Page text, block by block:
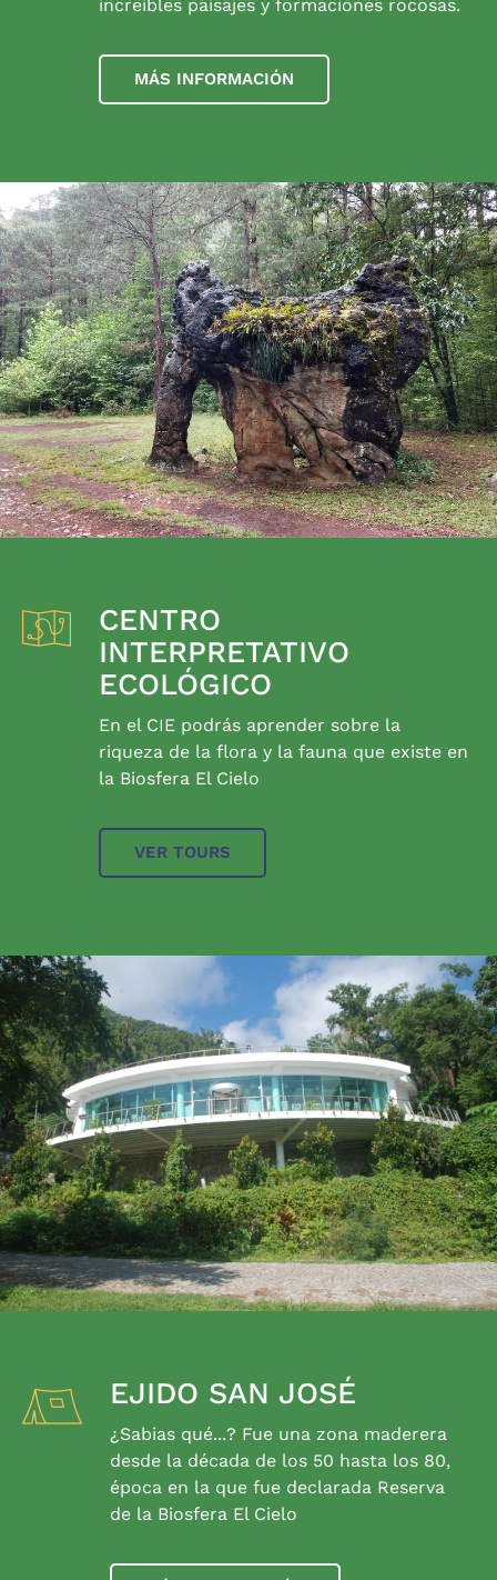
increíbles paisajes y formaciones rocosas.
MÁS INFORMACIÓN
CENTRO
INTERPRETATIVO
ECOLÓGICO
En el CIE podrás aprender sobre la
riqueza de la flora y la fauna que existe en
la Biosfera El Cielo
VER TOURS
EJIDO SAN JOSÉ
¿Sabias qué...? Fue una zona maderera
desde la década de los 50 hasta los 80,
época en la que fue declarada Reserva
de la Biosfera El Cielo